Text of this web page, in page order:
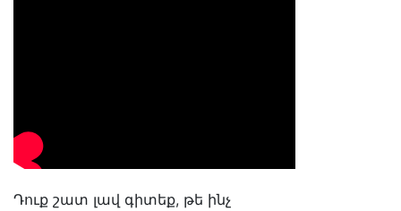
Դուք շատ լավ գիտեք, թե ինչ